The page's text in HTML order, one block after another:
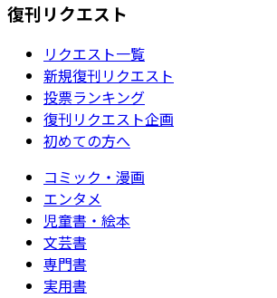
復刊リクエスト
リクエスト一覧
新規復刊リクエスト
投票ランキング
復刊リクエスト企画
初めての方へ
コミック・漫画
エンタメ
児童書・絵本
文芸書
専門書
実用書